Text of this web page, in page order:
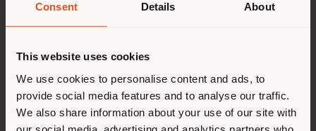
Consent Details About
This website uses cookies
We use cookies to personalise content and ads, to
provide social media features and to analyse our traffic.
We also share information about your use of our site with
KONTAKTE
Telefon 0039955365
EINEN TERMIN ANFRAGEN
Sie browsen in einem anderen
Land als Ihrem Standort. Wir
empfehlen Ihnen, sich richtig